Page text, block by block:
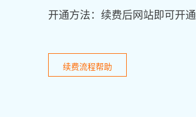
开通方法：续费后网站即可开通
续费流程帮助